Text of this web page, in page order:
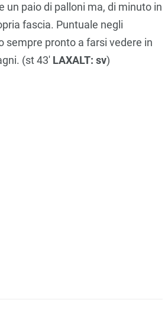
paio di palloni ma, di minuto in
fascia. Puntuale negli
sempre pronto a farsi vedere in
(st 43′ LAXALT: sv)